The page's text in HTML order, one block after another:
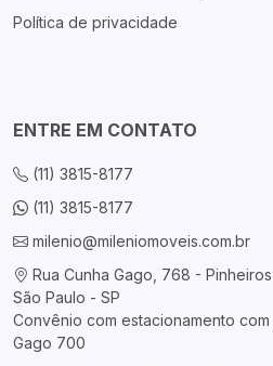
Política de privacidade
ENTRE EM CONTATO
(11) 3815-8177
(11) 3815-8177
milenio@mileniomoveis.com.br
Rua Cunha Gago, 768 - Pinheiros
São Paulo - SP
Convênio com estacionamento com
Gago 700